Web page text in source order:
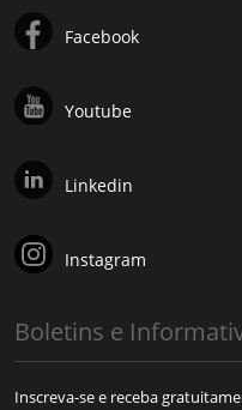
Facebook
Youtube
Linkedin
Instagram
Boletins e
Inscreva-se e receba